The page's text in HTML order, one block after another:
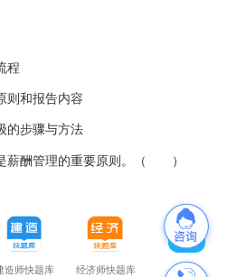
程
则和报告内容
的步骤与方法
薪酬管理的重要原则。（ ）
造师快题库 经济师快题库 更多